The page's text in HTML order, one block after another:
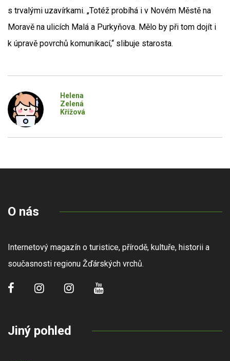
s trvalými uzavírkami. „Totéž probíhá i v Novém Městě na
Moravě na ulicích Malá a Purkyňova. Mělo by při tom dojít i
k úpravě povrchů komunikací,“ slibuje starosta.
Helena
Zelená
Křížová
O nás
Internetový magazín o turistice, přírodě, kultuře, historii a
současnosti regionu Žďárských vrchů.
Jiný pohled